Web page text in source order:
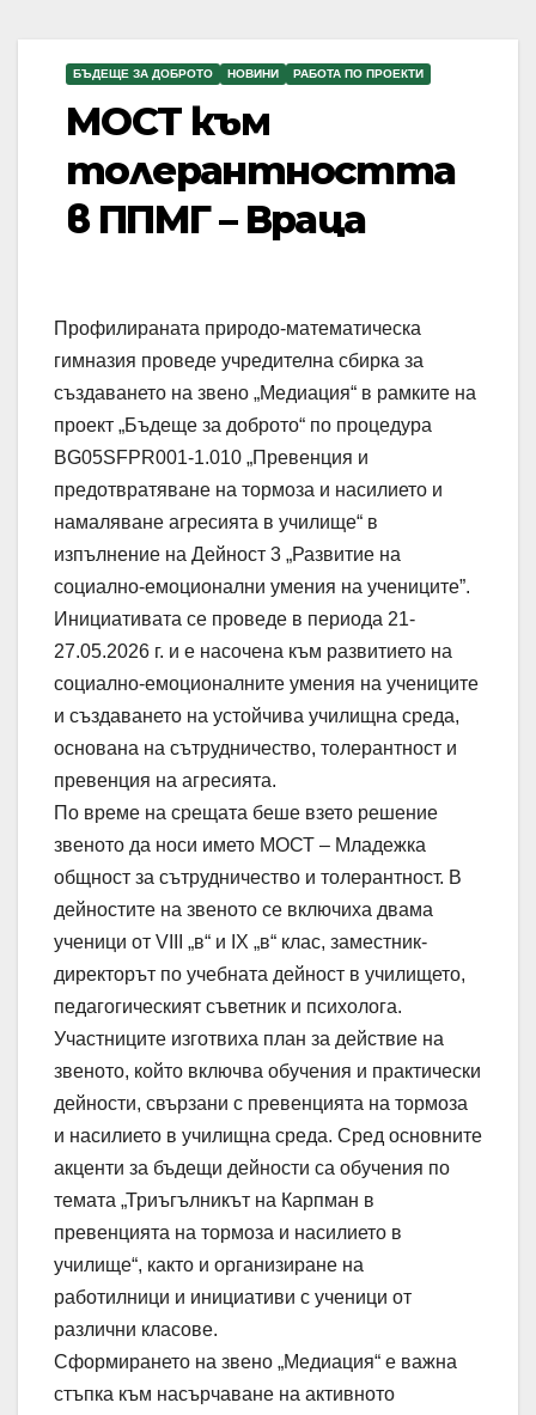
БЪДЕЩЕ ЗА ДОБРОТО НОВИНИ РАБОТА ПО ПРОЕКТИ
МОСТ към
толерантността
в ППМГ – Враца
Профилираната природо-математическа
гимназия проведе учредителна сбирка за
създаването на звено „Медиация“ в рамките на
проект „Бъдеще за доброто“ по процедура
BG05SFPR001-1.010 „Превенция и
предотвратяване на тормоза и насилието и
намаляване агресията в училище“ в
изпълнение на Дейност 3 „Развитие на
социално-емоционални умения на учениците”.
Инициативата се проведе в периода 21-
27.05.2026 г. и е насочена към развитието на
социално-емоционалните умения на учениците
и създаването на устойчива училищна среда,
основана на сътрудничество, толерантност и
превенция на агресията.
По време на срещата беше взето решение
звеното да носи името МОСТ – Младежка
общност за сътрудничество и толерантност. В
дейностите на звеното се включиха двама
ученици от VIII „в“ и IX „в“ клас, заместник-
директорът по учебната дейност в училището,
педагогическият съветник и психолога.
Участниците изготвиха план за действие на
звеното, който включва обучения и практически
дейности, свързани с превенцията на тормоза
и насилието в училищна среда. Сред основните
акценти за бъдещи дейности са обучения по
темата „Триъгълникът на Карпман в
превенцията на тормоза и насилието в
училище“, както и организиране на
работилници и инициативи с ученици от
различни класове.
Сформирането на звено „Медиация“ е важна
стъпка към насърчаване на активното